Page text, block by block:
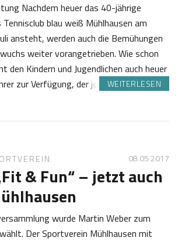
Nachdem heuer das 40-jährige
blau weiß Mühlhausen am
ansteht, werden auch die Bemühungen
weiter vorangetrieben. Wie schon
den Kindern und Jugendlichen auch heuer
zur Verfügung, der jeden…WEITERLESEN
08.05 2017
& Fun“ – jetzt auch
wurde Martin Weber zum
Der Sportverein Mühlhausen mit